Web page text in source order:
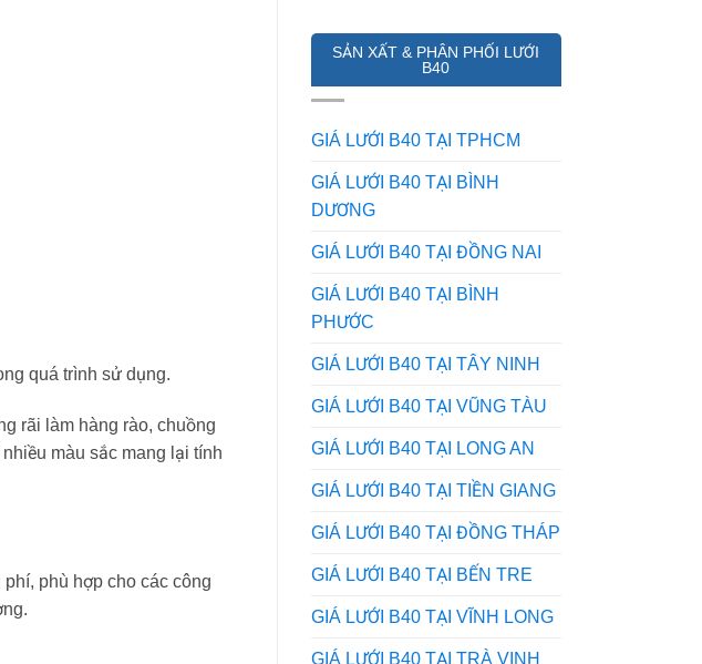
quá trình sử dụng.
rãi làm hàng rào, chuồng
màu sắc mang lại tính
phù hợp cho các công
ở
phân
Dụng
Của
Mọi
Biết
SẢN XẤT & PHÂN PHỐI LƯỚI
B40
GIÁ LƯỚI B40 TẠI TPHCM
GIÁ LƯỚI B40 TẠI BÌNH
DƯƠNG
GIÁ LƯỚI B40 TẠI ĐỒNG NAI
GIÁ LƯỚI B40 TẠI BÌNH
PHƯỚC
GIÁ LƯỚI B40 TẠI TÂY NINH
GIÁ LƯỚI B40 TẠI VŨNG TÀU
GIÁ LƯỚI B40 TẠI LONG AN
GIÁ LƯỚI B40 TẠI TIỀN GIANG
GIÁ LƯỚI B40 TẠI ĐỒNG THÁP
GIÁ LƯỚI B40 TẠI BẾN TRE
GIÁ LƯỚI B40 TẠI VĨNH LONG
GIÁ LƯỚI B40 TẠI TRÀ VINH